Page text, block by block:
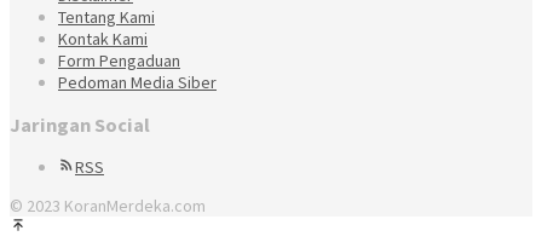
Tentang Kami
Kontak Kami
Form Pengaduan
Pedoman Media Siber
Jaringan Social
RSS
© 2023 KoranMerdeka.com